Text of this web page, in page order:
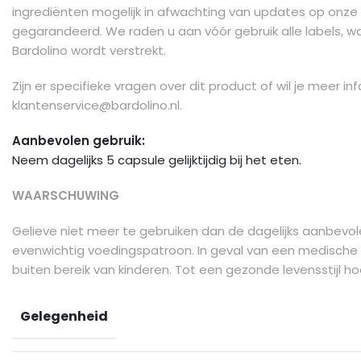
ingrediënten mogelijk in afwachting van updates op
gegarandeerd. We raden u aan vóór gebruik alle labels,
Bardolino wordt verstrekt.
Zijn er specifieke vragen over dit product of wil je meer
klantenservice@bardolino.nl.
Aanbevolen gebruik:
Neem dagelijks 5 capsule gelijktijdig bij het eten.
WAARSCHUWING
Gelieve niet meer te gebruiken dan de dagelijks
evenwichtig voedingspatroon. In geval van een
buiten bereik van kinderen. Tot een gezonde levensstijl
Gelegenheid